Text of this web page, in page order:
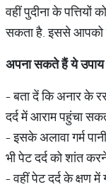
वहीं पुदीना के पत्तियों
सकता है. इससे आपको
अपनासकतेहैंयेउपाय
- बता दें कि अनार के
दर्द में आराम पहुंचा
- इसके अलावा गर्म
भी पेट दर्द को शांत
- वहीं पेट दर्द के क्षण